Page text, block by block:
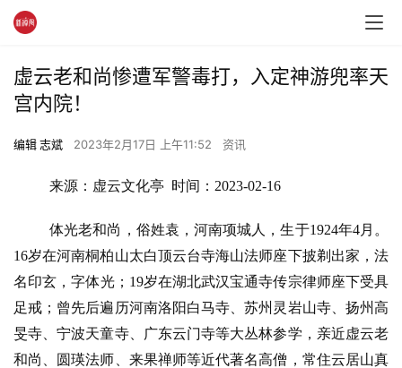
虚云老和尚惨遭军警毒打，入定神游兜率天
宫内院！
编辑 志斌 2023年2月17日 上午11:52 资讯
来源：虚云文化亭  时间：2023-02-16
体光老和尚，俗姓袁，河南项城人，生于1924年4月。
16岁在河南桐柏山太白顶云台寺海山法师座下披剃出家，法
名印玄，字体光；19岁在湖北武汉宝通寺传宗律师座下受具
足戒；曾先后遍历河南洛阳白马寺、苏州灵岩山寺、扬州高
旻寺、宁波天童寺、广东云门寺等大丛林参学，亲近虚云老
和尚、圆瑛法师、来果禅师等近代著名高僧，常住云居山真